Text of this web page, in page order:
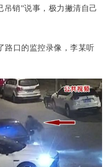
销”说事，极力撇清自己
口的监控录像，李某听